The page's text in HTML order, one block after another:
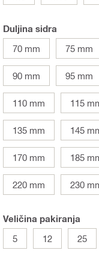
Duljina sidra
70 mm
75 mm
90 mm 95 mm
110 mm 115
135 mm 145
170 mm 185
220 mm 230
Veličina pakiranja
5
12 25